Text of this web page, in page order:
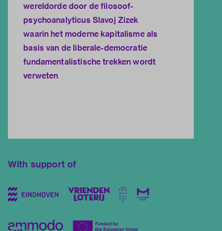
wereldorde door de filosoof-
psychoanalyticus Slavoj Zizek
waarin het moderne kapitalisme als
basis van de liberale-democratie
fundamentalistische trekken wordt
verweten
With support of